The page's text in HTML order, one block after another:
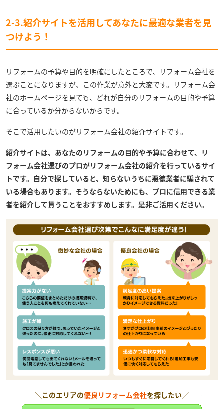
2-3.紹介サイトを活用してあなたに最適な業者を見
つけよう！
リフォームの予算や目的を明確にしたところで、リフォーム会社を
選ぶことになりますが、この作業が意外と大変です。リフォーム会
社のホームページを見ても、どれが自分のリフォームの目的や予算
に合っているか分からないからです。
そこで活用したいのがリフォーム会社の紹介サイトです。
紹介サイトは、あなたのリフォームの目的や予算に合わせて、リ
フォーム会社選びのプロがリフォーム会社の紹介を行っているサイ
トです。自分で探していると、知らないうちに悪徳業者に騙されて
いる場合もあります。そうならないためにも、プロに信用できる業
者を紹介して貰うことをおすすめします。是非ご活用ください。
＼このエリアの優良リフォーム会社を探したい／